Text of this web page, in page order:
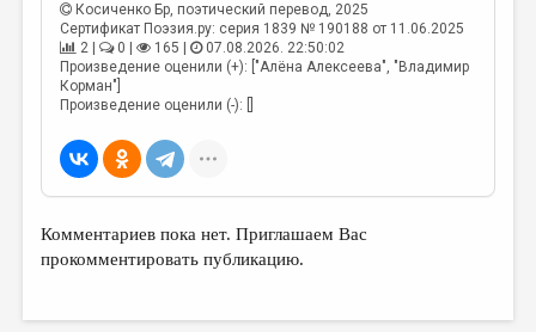
Косиченко Бр, поэтический перевод, 2025
Сертификат Поэзия.ру: серия 1839 № 190188 от 11.06.2025
2 |
0 | 165 |
07.08.2026. 22:50:02
Произведение оценили (+): ["Алёна Алексеева", "Владимир
Корман"]
Произведение оценили (-): []
Комментариев пока нет. Приглашаем Вас
прокомментировать публикацию.